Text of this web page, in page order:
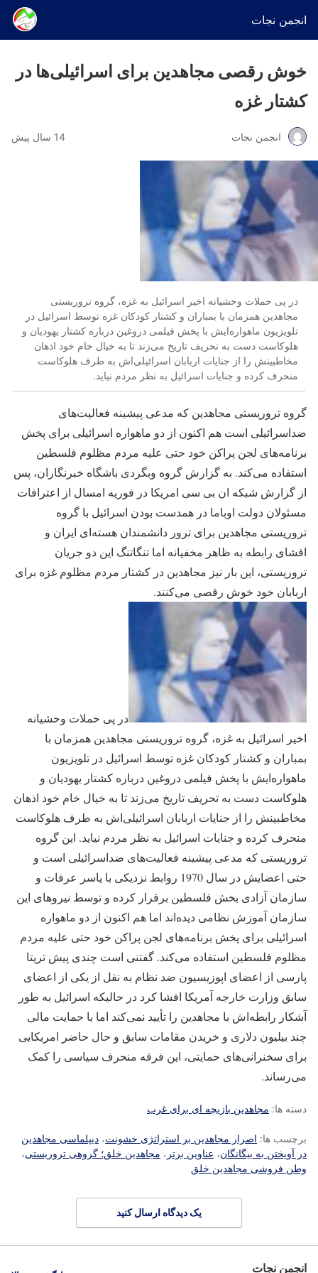
انجمن نجات
خوش رقصی مجاهدین برای اسرائیلی‌ها در
کشتار غزه
انجمن نجات 14 سال پیش
در پی حملات وحشیانه اخیر اسرائیل به غزه، گروه تروریستی
مجاهدین همزمان با بمباران و کشتار کودکان غزه توسط اسرائیل در
تلویزیون ماهواره‌ایش با پخش فیلمی دروغین درباره کشتار یهودیان و
هلوکاست دست به تحریف تاریخ می‌زند تا به خیال خام خود اذهان
مخاطبینش را از جنایات اربابان اسرائیلی‌اش به طرف هلوکاست
منحرف کرده و جنایات اسرائیل به نظر مردم نیاید.
گروه تروریستی مجاهدین که مدعی پیشینه فعالیت‌های
ضداسرائیلی است هم اکنون از دو ماهواره اسرائیلی برای پخش
برنامه‌های لجن پراکن خود حتی علیه مردم مظلوم فلسطین
استفاده می‌کند. به گزارش گروه وبگردی باشگاه خبرنگاران، پس
از گزارش شبکه ان بی سی امریکا در فوریه امسال از اعترافات
مسئولان دولت اوباما در همدست بودن اسرائیل با گروه
تروریستی مجاهدین برای ترور دانشمندان هسته‌ای ایران و
افشای رابطه به ظاهر مخفیانه اما تنگاتنگ این دو جریان
تروریستی، این بار نیز مجاهدین در کشتار مردم مظلوم غزه برای
اربابان خود خوش رقصی می‌کنند.
در پی حملات وحشیانه
اخیر اسرائیل به غزه، گروه تروریستی مجاهدین همزمان با
بمباران و کشتار کودکان غزه توسط اسرائیل در تلویزیون
ماهواره‌ایش با پخش فیلمی دروغین درباره کشتار یهودیان و
هلوکاست دست به تحریف تاریخ می‌زند تا به خیال خام خود اذهان
مخاطبینش را از جنایات اربابان اسرائیلی‌اش به طرف هلوکاست
منحرف کرده و جنایات اسرائیل به نظر مردم نیاید. این گروه
تروریستی که مدعی پیشینه فعالیت‌های ضداسرائیلی است و
حتی اعضایش در سال 1970 روابط نزدیکی با یاسر عرفات و
سازمان آزادی بخش فلسطین برقرار کرده و توسط نیروهای این
سازمان آموزش نظامی دیده‌اند اما هم اکنون از دو ماهواره
اسرائیلی برای پخش برنامه‌های لجن پراکن خود حتی علیه مردم
مظلوم فلسطین استفاده می‌کند. گفتنی است چندی پیش تریتا
پارسی از اعضای اپوزیسیون ضد نظام به نقل از یکی از اعضای
سابق وزارت خارجه آمریکا افشا کرد در حالیکه اسرائیل به طور
آشکار رابطه‌اش با مجاهدین را تأیید نمی‌کند اما با حمایت مالی
چند بیلیون دلاری و خریدن مقامات سابق و حال حاضر امریکایی
برای سخنرانی‌های حمایتی، این فرقه منحرف سیاسی را کمک
می‌رساند.
دسته ها: مجاهدین بازیچه ای برای غرب
برچسب ها: اصرار مجاهدین بر استراتژی خشونت، دیپلماسی مجاهدین
در آویختن به بیگانگان، عناوین برتر ، مجاهدین خلق؛ گروهی تروریستی،
وطن فروشی مجاهدین خلق
یک دیدگاه ارسال کنید
انجمن نجات